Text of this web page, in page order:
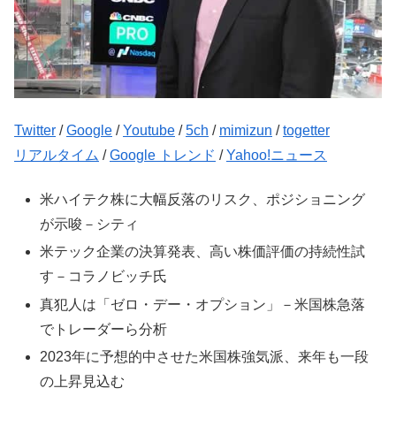
Twitter /Google /Youtube /5ch / mimizun /togetter
リアルタイム /Google トレンド /Yahoo!ニュース
米ハイテク株に大幅反落のリスク、ポジショニング
が示唆－シティ
米テック企業の決算発表、高い株価評価の持続性試
す－コラノビッチ氏
真犯人は「ゼロ・デー・オプション」－米国株急落
でトレーダーら分析
2023年に予想的中させた米国株強気派、来年も一段
の上昇見込む